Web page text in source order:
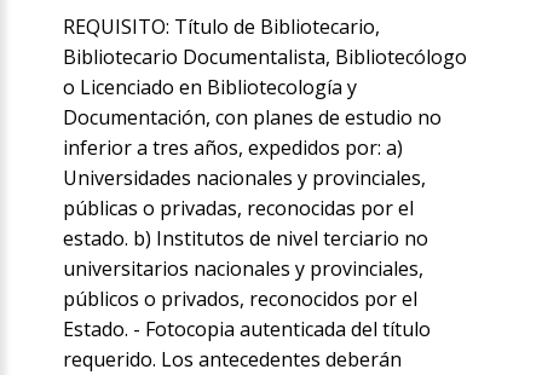
REQUISITO: Título de Bibliotecario,
Bibliotecario Documentalista, Bibliotecólogo
o Licenciado en Bibliotecología y
Documentación, con planes de estudio no
inferior a tres años, expedidos por: a)
Universidades nacionales y provinciales,
públicas o privadas, reconocidas por el
estado. b) Institutos de nivel terciario no
universitarios nacionales y provinciales,
públicos o privados, reconocidos por el
Estado. - Fotocopia autenticada del título
requerido. Los antecedentes deberán